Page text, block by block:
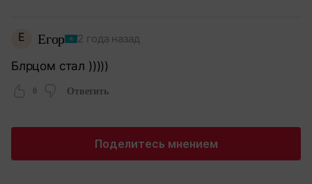
Е Егор 2 года назад
Блрцом стал )))))
0 Ответить
Поделитесь мнением